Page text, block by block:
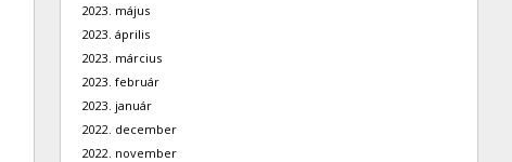
2023. május
2023. április
2023. március
2023. február
2023. január
2022. december
2022. november